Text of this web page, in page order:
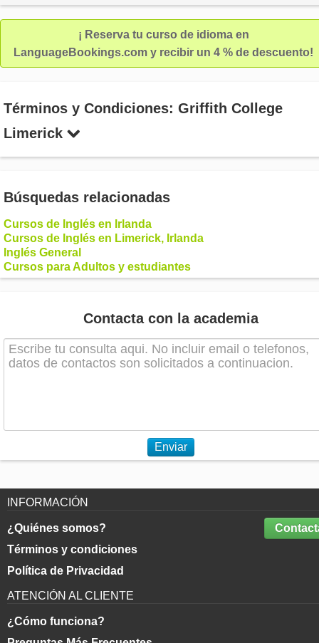
¡ Reserva tu curso de idioma en
LanguageBookings.com y recibir un 4 % de descuento!
Términos y Condiciones: Griffith College
Limerick
Búsquedas relacionadas
Cursos de Inglés en Irlanda
Cursos de Inglés en Limerick, Irlanda
Inglés General
Cursos para Adultos y estudiantes
Contacta con la academia
Enviar
INFORMACIÓN
¿Quiénes somos?
Términos y condiciones
Política de Privacidad
ATENCIÓN AL CLIENTE
¿Cómo funciona?